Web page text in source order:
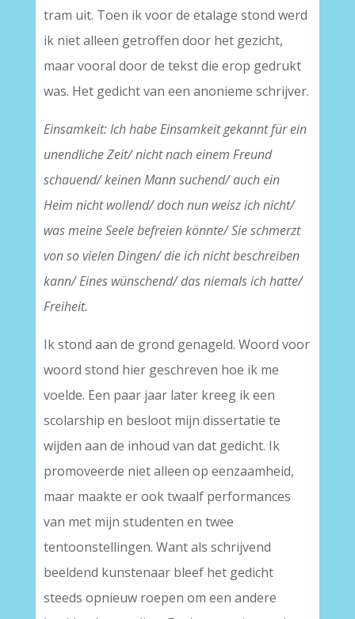
tram uit. Toen ik voor de etalage stond werd
ik niet alleen getroffen door het gezicht,
maar vooral door de tekst die erop gedrukt
was. Het gedicht van een anonieme schrijver.
Einsamkeit: Ich habe Einsamkeit gekannt für ein
unendliche Zeit/ nicht nach einem Freund
schauend/ keinen Mann suchend/ auch ein
Heim nicht wollend/ doch nun weisz ich nicht/
was meine Seele befreien könnte/ Sie schmerzt
von so vielen Dingen/ die ich nicht beschreiben
kann/ Eines wünschend/ das niemals ich hatte/
Freiheit.
Ik stond aan de grond genageld. Woord voor
woord stond hier geschreven hoe ik me
voelde. Een paar jaar later kreeg ik een
scolarship en besloot mijn dissertatie te
wijden aan de inhoud van dat gedicht. Ik
promoveerde niet alleen op eenzaamheid,
maar maakte er ook twaalf performances
van met mijn studenten en twee
tentoonstellingen. Want als schrijvend
beeldend kunstenaar bleef het gedicht
steeds opnieuw roepen om een andere